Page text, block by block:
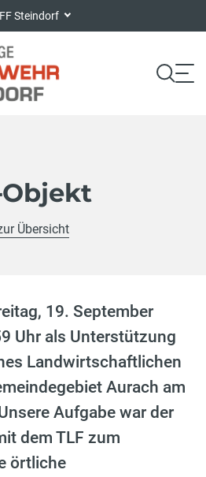
FF Steindorf
Übersicht
19. September
Uhr als Unterstützung
Landwirtschaftlichen
Aurach am
Aufgabe war der
dem TLF zum
örtliche